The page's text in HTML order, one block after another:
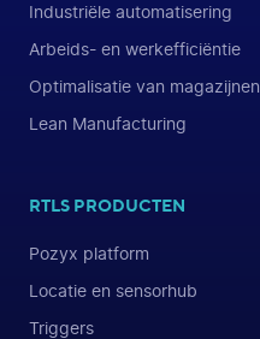
Industriële automatisering
Arbeids- en werkefficiëntie
Optimalisatie van magazijnen
Lean Manufacturing
RTLS PRODUCTEN
Pozyx platform
Locatie en sensorhub
Triggers